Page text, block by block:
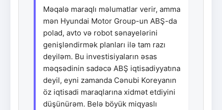
Məqalə maraqlı məlumatlar verir, amma
mən Hyundai Motor Group-un ABŞ-da
polad, avto və robot sənayelərini
genişləndirmək planları ilə tam razı
deyiləm. Bu investisiyaların əsas
məqsədinin sadəcə ABŞ iqtisadiyyatına
deyil, eyni zamanda Cənubi Koreyanın
öz iqtisadi maraqlarına xidmət etdiyini
düşünürəm. Belə böyük miqyaslı